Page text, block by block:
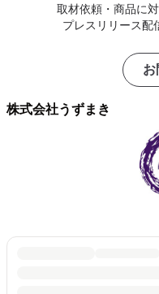
取材依頼・商品に
プレスリリース配
お
株式会社うずまき